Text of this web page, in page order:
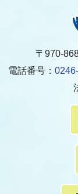
〒970-
電話番号：